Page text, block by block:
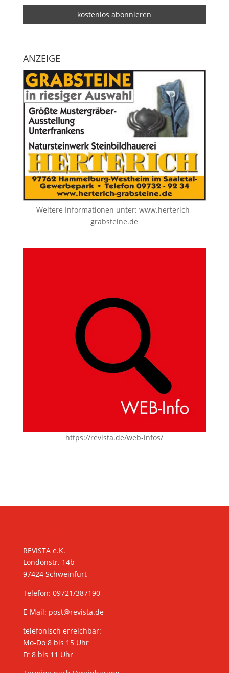
ANZEIGE
Weitere Informationen unter:www.herterich-
grabsteine.de
https://revista.de/web-infos/
REVISTA e.K.
Londonstr. 14b
97424 Schweinfurt
Telefon: 09721/387190
E-Mail: post@revista.de
telefonisch erreichbar:
Mo-Do 8 bis 15 Uhr
Fr 8 bis 11 Uhr